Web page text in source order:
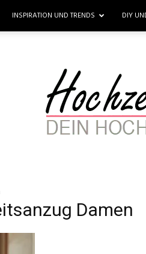
INSPIRATION UND TRENDS DIY
Damen